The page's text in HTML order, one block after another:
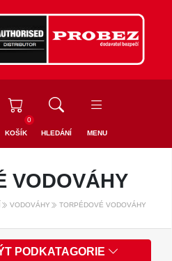
0
KOŠÍK
HLEDÁNÍ MENU
VODOVÁHY
VODOVÁHY TORPÉDOVÉ VODOVÁHY
PODKATAGORIE